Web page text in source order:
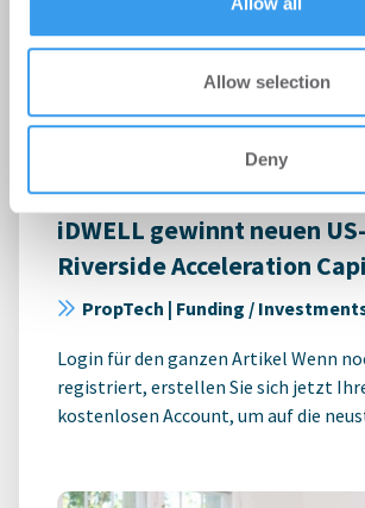
Allow selection
Deny
iDWELL gewinnt neuen
Riverside Acceleration
PropTech | Funding /
Login für den ganzen Artikel Wenn
registriert, erstellen Sie sich jetzt
kostenlosen Account, um auf die